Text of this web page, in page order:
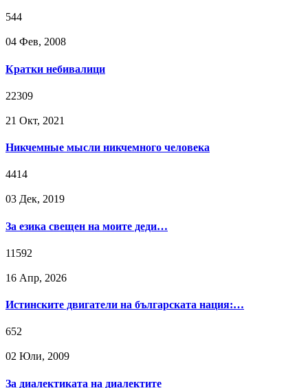
544
04 Фев, 2008
Кратки небивалици
22309
21 Окт, 2021
Никчемные мысли никчемного человека
4414
03 Дек, 2019
За езика свещен на моите деди…
11592
16 Апр, 2026
Истинските двигатели на българската нация:…
652
02 Юли, 2009
За диалектиката на диалектите